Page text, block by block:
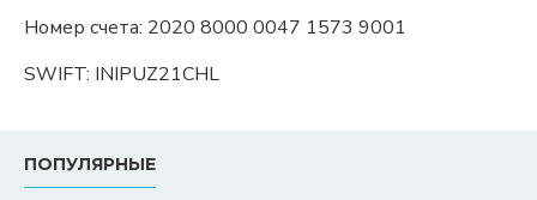
Номер счета: 2020 8000 0047 1573 9001
SWIFT: INIPUZ21CHL
ПОПУЛЯРНЫЕ